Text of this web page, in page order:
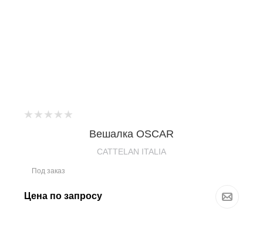
Вешалка OSCAR
CATTELAN ITALIA
Под заказ
Цена по запросу